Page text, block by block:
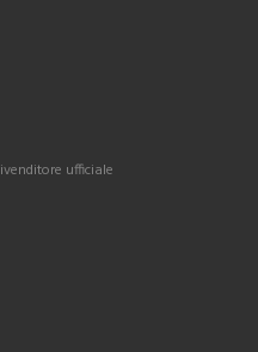
ufficiale